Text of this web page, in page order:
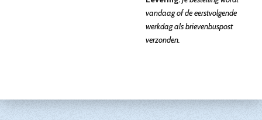
vandaag of de eerstvolgende
werkdag als brievenbuspost
verzonden.